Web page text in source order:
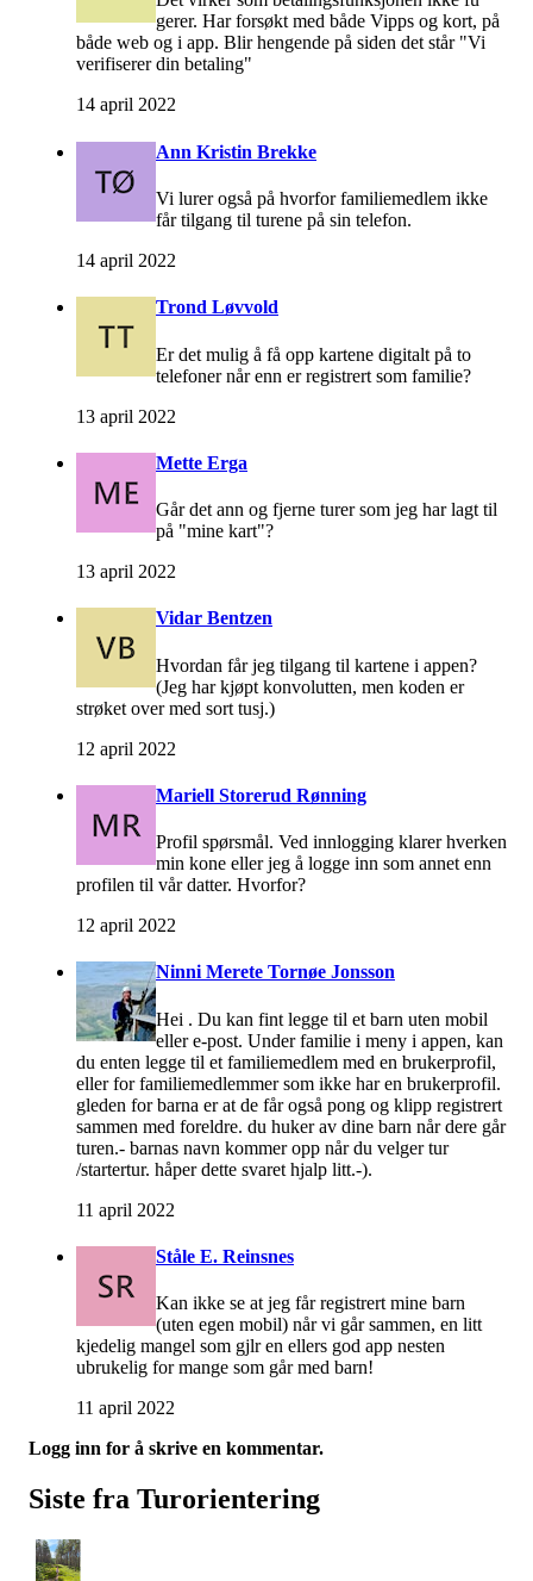
gerer. Har forsøkt med både Vipps og kort, på
både web og i app. Blir hengende på siden det står "Vi
verifiserer din betaling"
14 april 2022
Ann Kristin Brekke
Vi lurer også på hvorfor familiemedlem ikke
får tilgang til turene på sin telefon.
14 april 2022
Trond Løvvold
Er det mulig å få opp kartene digitalt på to
telefoner når enn er registrert som familie?
13 april 2022
Mette Erga
Går det ann og fjerne turer som jeg har lagt til
på "mine kart"?
13 april 2022
Vidar Bentzen
Hvordan får jeg tilgang til kartene i appen?
(Jeg har kjøpt konvolutten, men koden er
strøket over med sort tusj.)
12 april 2022
Mariell Storerud Rønning
Profil spørsmål. Ved innlogging klarer hverken
min kone eller jeg å logge inn som annet enn
profilen til vår datter. Hvorfor?
12 april 2022
Ninni Merete Tornøe Jonsson
Hei . Du kan fint legge til et barn uten mobil
eller e-post. Under familie i meny i appen, kan
du enten legge til et familiemedlem med en brukerprofil,
eller for familiemedlemmer som ikke har en brukerprofil.
gleden for barna er at de får også pong og klipp registrert
sammen med foreldre. du huker av dine barn når dere går
turen.- barnas navn kommer opp når du velger tur
/startertur. håper dette svaret hjalp litt.-).
11 april 2022
Ståle E. Reinsnes
Kan ikke se at jeg får registrert mine barn
(uten egen mobil) når vi går sammen, en litt
kjedelig mangel som gjlr en ellers god app nesten
ubrukelig for mange som går med barn!
11 april 2022
Logg inn for å skrive en kommentar.
Siste fra Turorientering